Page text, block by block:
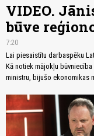
VIDEO.
būve
7:20
Lai piesaistītu darbaspēku
Kā notiek mājokļu
ministru, bijušo ekonomikas